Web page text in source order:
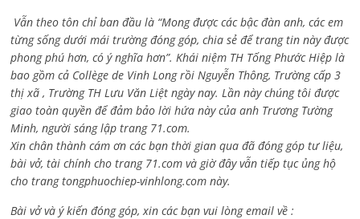
Vẫn theo tôn chỉ ban đầu là “Mong được các bậc đàn anh, các em
từng sống dưới mái trường đóng góp, chia sẻ để trang tin này được
phong phú hơn, có ý nghĩa hơn”. Khái niệm TH Tống Phước Hiệp là
bao gồm cả Collège de Vinh Long rồi Nguyễn Thông, Trường cấp 3
thị xã , Trường TH Lưu Văn Liệt ngày nay. Lần này chúng tôi được
giao toàn quyền để đảm bảo lời hứa này của anh Trương Tường
Minh, người sáng lập trang 71.com.
Xin chân thành cám ơn các bạn thời gian qua đã đóng góp tư liệu,
bài vở, tài chính cho trang 71.com và giờ đây vẫn tiếp tục ủng hộ
cho trang tongphuochiep-vinhlong.com này.
Bài vở và ý kiến đóng góp, xin các bạn vui lòng email về :